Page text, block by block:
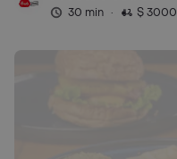
30 min · $ 3000